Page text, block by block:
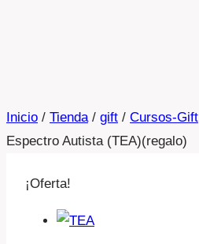
Inicio / Tienda / gift / Cursos-Gift
Espectro Autista (TEA)(regalo)
¡Oferta!